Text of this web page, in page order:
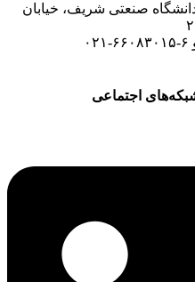
صنعتی شریف، خیابان
اجتماعی